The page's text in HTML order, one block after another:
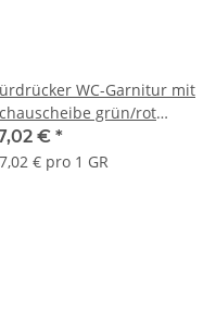
WC-Garnitur mit
grün/rot
Startec Modell LDH
Edelstahl
€ *
€ pro 1 GR